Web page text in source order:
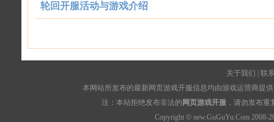
轮回开服活动与游戏介绍
关于我们
联
本网站所发布的最新网页游戏开服信息均由游戏运营商提
注：本站拒绝发布非法的 网页游戏开服 ，请勿发布重
Copyright © new.GuGuYu.Com 2008-